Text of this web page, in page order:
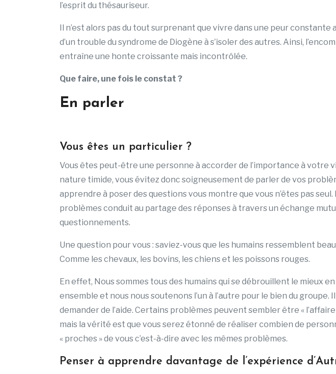
l’esprit du thésauriseur.
Il n’est alors pas du tout surprenant que vivre dans une peur
d’un trouble du syndrome de Diogène à s’isoler des autres. Ainsi,
entraîne une honte croissante mais incontrôlée.
Que faire, une fois le constat ?
En parler
Vous êtes un particulier ?
Vous êtes peut-être une personne à accorder de l’importance à votre
nature timide, vous évitez donc soigneusement de parler de vos
apprendre à poser des questions vous montre que vous n’êtes pas
problèmes conduit au partage des réponses à travers un échange
questionnements.
Une question pour vous : saviez-vous que les humains ressemblent
Comme les chevaux, les bovins, les chiens et les poissons rouges.
En effet, Nous sommes tous des humains qui se débrouillent le mieux
ensemble et nous nous soutenons l’un à l’autre pour le bien du groupe.
demander de l’aide. Certains problèmes peuvent sembler être « l’affaire
mais la vérité est que vous serez étonné de réaliser combien de
« proches » de vous c’est-à-dire avec les mêmes problèmes.
Penser à apprendre davantage de l’expérience